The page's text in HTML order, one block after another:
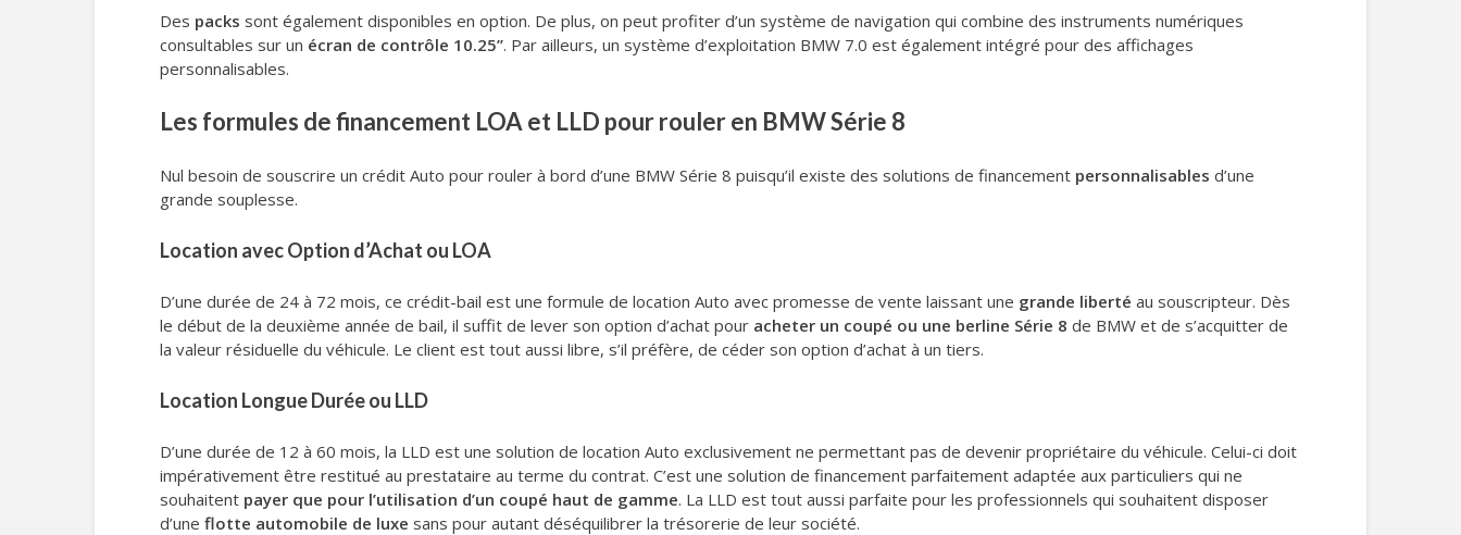
Des packs sont également disponibles en option. De plus, on peut profiter d’un système de navigation qui combine des instruments numériques
consultables sur un écran de contrôle 10.25’’. Par ailleurs, un système d’exploitation BMW 7.0 est également intégré pour des affichages
personnalisables.
Les formules de financement LOA et LLD pour rouler en BMW Série 8
Nul besoin de souscrire un crédit Auto pour rouler à bord d’une BMW Série 8 puisqu’il existe des solutions de financement personnalisables d’une
grande souplesse.
Location avec Option d’Achat ou LOA
D’une durée de 24 à 72 mois, ce crédit-bail est une formule de location Auto avec promesse de vente laissant une grande liberté au souscripteur. Dès
le début de la deuxième année de bail, il suffit de lever son option d’achat pour acheter un coupé ou une berline Série 8 de BMW et de s’acquitter de
la valeur résiduelle du véhicule. Le client est tout aussi libre, s’il préfère, de céder son option d’achat à un tiers.
Location Longue Durée ou LLD
D’une durée de 12 à 60 mois, la LLD est une solution de location Auto exclusivement ne permettant pas de devenir propriétaire du véhicule. Celui-ci doit
impérativement être restitué au prestataire au terme du contrat. C’est une solution de financement parfaitement adaptée aux particuliers qui ne
souhaitent payer que pour l’utilisation d’un coupé haut de gamme. La LLD est tout aussi parfaite pour les professionnels qui souhaitent disposer
d’une flotte automobile de luxe sans pour autant déséquilibrer la trésorerie de leur société.